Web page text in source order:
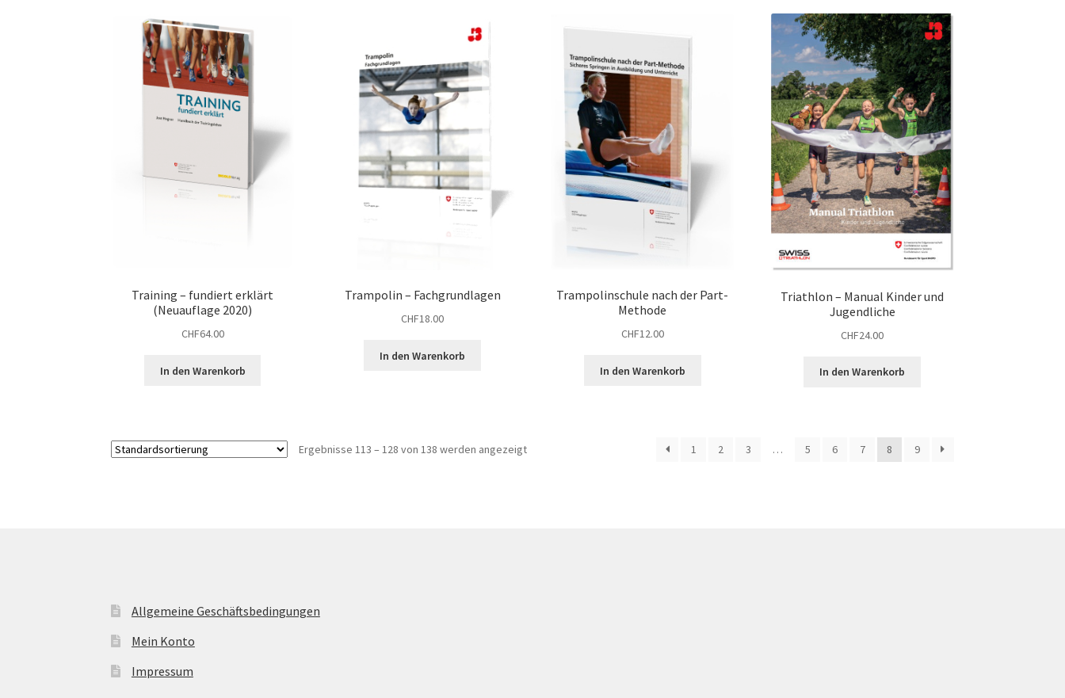
Training – fundiert erklärt
(Neuauflage 2020)
CHF64.00
In den Warenkorb
Trampolin – Fachgrundlagen
CHF18.00
In den Warenkorb
Trampolinschule nach der Part-
Methode
CHF12.00
In den Warenkorb
Triathlon – Manual Kinder und
Jugendliche
CHF24.00
In den Warenkorb
Ergebnisse 113 – 128 von 138 werden angezeigt 1 2 3 … 5 6 7 8 9
Allgemeine Geschäftsbedingungen
Mein Konto
Impressum